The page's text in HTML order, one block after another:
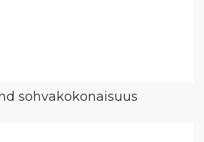
sohvakokonaisuus